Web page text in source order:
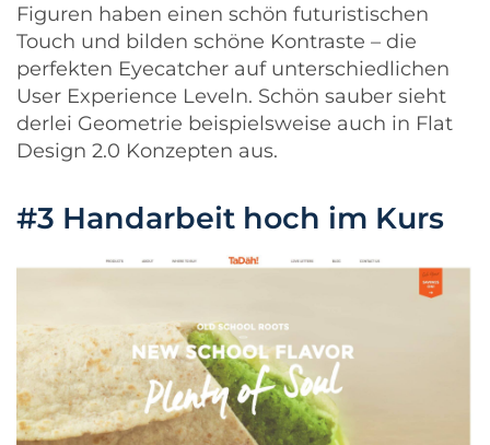
Figuren haben einen schön futuristischen
Touch und bilden schöne Kontraste – die
perfekten Eyecatcher auf unterschiedlichen
User Experience Leveln. Schön sauber sieht
derlei Geometrie beispielsweise auch in Flat
Design 2.0 Konzepten aus.
#3 Handarbeit hoch im Kurs